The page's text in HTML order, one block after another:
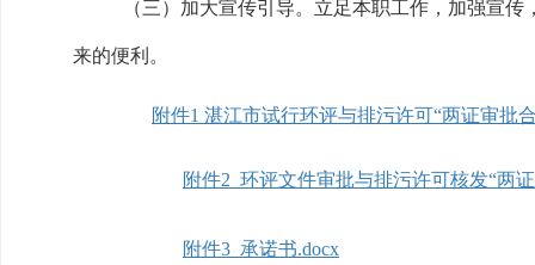
（三）加大宣传引导。立足本职工作，加强宣
来的便利。
附件1 湛江市试行环评与排污许可“两证审批
附件2 环评文件审批与排污许可核发“两
附件3 承诺书.docx